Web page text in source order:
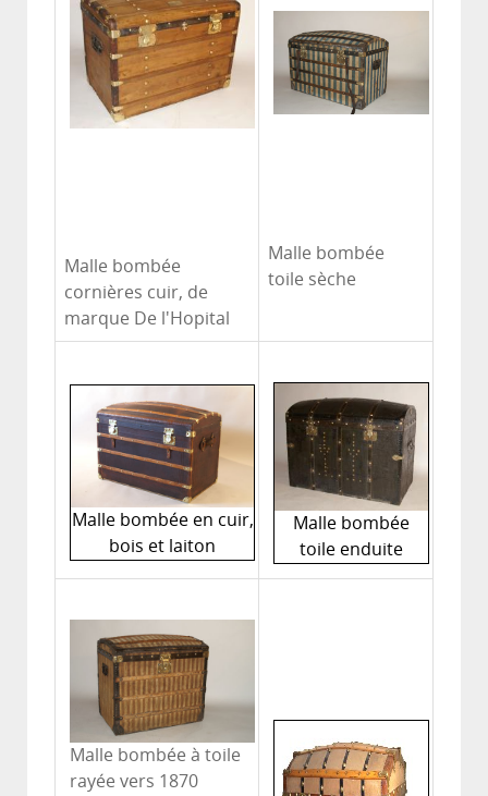
Malle bombée
cornières cuir, de
marque De l'Hopital
Malle bombée
toile sèche
Malle bombée en cuir,
bois et laiton
Malle bombée
toile enduite
Malle bombée à toile
rayée vers 1870